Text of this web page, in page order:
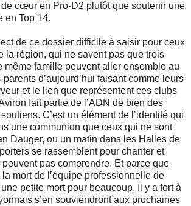
cœur en Pro-D2 plutôt que soutenir une
en Top 14.
de ce dossier difficile à saisir pour ceux
la région, qui ne savent pas que trois
même famille peuvent aller ensemble au
d’aujourd’hui faisant comme leurs
et le lien que représentent ces clubs
fait partie de l’ADN de bien des
C’est un élément de l’identité qui
une communion que ceux qui ne sont
Dauger, ou un matin dans les Halles de
se rassemblent pour chanter et
peuvent pas comprendre. Et parce que
mort de l’équipe professionnelle de
une petite mort pour beaucoup. Il y a fort à
s’en souviendront aux prochaines